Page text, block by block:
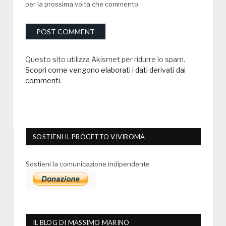
per la prossima volta che commento.
Questo sito utilizza Akismet per ridurre lo spam.
Scopri come vengono elaborati i dati derivati dai
commenti.
SOSTIENI IL PROGETTO VIVIROMA
Sostieni la comunicazione indipendente
IL BLOG DI MASSIMO MARINO